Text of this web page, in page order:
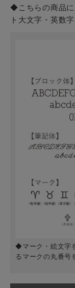
◆こちらの商品に
ト大文字・英数
◆マーク・絵文字
るマークの丸番号